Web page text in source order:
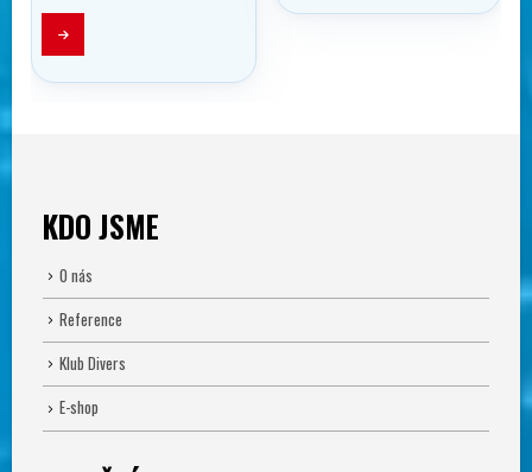
KDO JSME
O nás
Reference
Klub Divers
E-shop